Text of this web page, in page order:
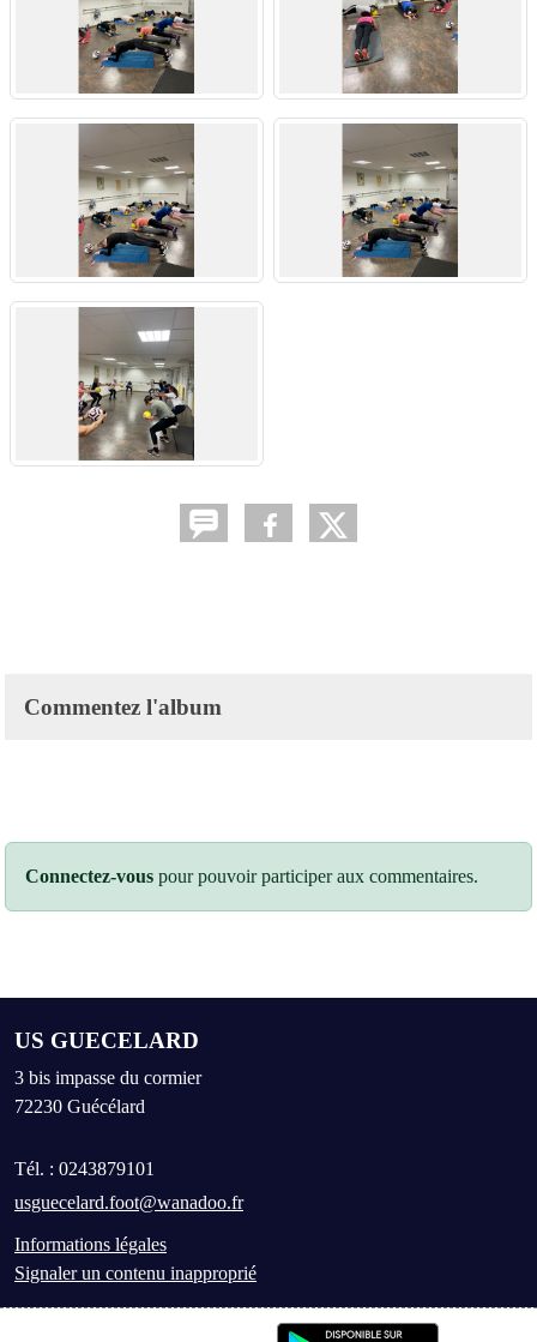
Commentez l'album
Connectez-vous pour pouvoir participer aux commentaires.
US GUECELARD
3 bis impasse du cormier
72230 Guécélard
Tél. : 0243879101
usguecelard.foot@wanadoo.fr
Informations légales
Signaler un contenu inapproprié